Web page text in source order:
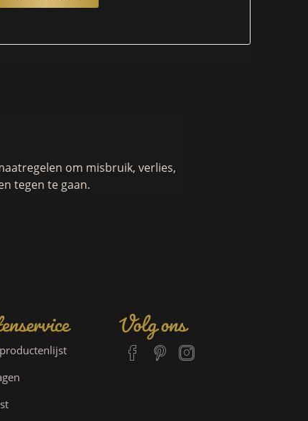
om misbruik, verlies,
tegen te gaan.
Volg ons